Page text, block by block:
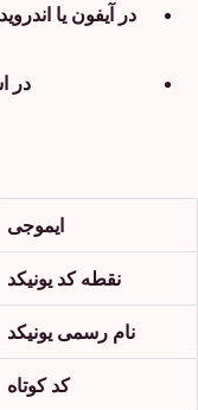
در آیفون یا
در
ایموجی
نقطه کد یونیکد
نام رسمی یونیکد
کد کوتاه